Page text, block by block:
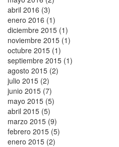
abril 2016 (3)
enero 2016 (1)
diciembre 2015 (1)
noviembre 2015 (1)
octubre 2015 (1)
septiembre 2015 (1)
agosto 2015 (2)
julio 2015 (2)
junio 2015 (7)
mayo 2015 (5)
abril 2015 (5)
marzo 2015 (9)
febrero 2015 (5)
enero 2015 (2)